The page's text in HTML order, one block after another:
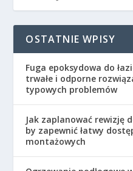
OSTATNIE WPISY
Fuga epoksydowa do
trwałe i odporne
typowych problemów
Jak zaplanować rewizję
by zapewnić łatwy
montażowych